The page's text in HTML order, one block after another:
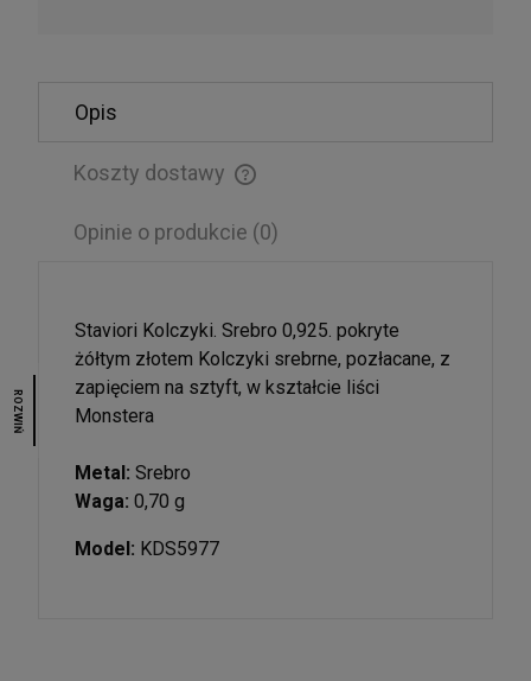
135,00 zł
POWIADOM O DOSTĘPNOŚCI
ROZWIŃ
Opis
Koszty dostawy
Cena nie zawiera ewentualnych kosztów płatności
Opinie o produkcie (0)
Staviori Kolczyki. Srebro 0,925. pokryte
żółtym złotem Kolczyki srebrne, pozłacane, z
zapięciem na sztyft, w kształcie liści
Monstera
Metal: Srebro
Waga: 0,70 g
Model: KDS5977